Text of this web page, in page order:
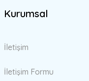
Kurumsal
İletişim
İletişim Formu